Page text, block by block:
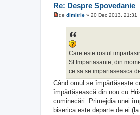
i
t
Re: Despre Spovedanie
i
t
de dimitrie » 20 Dec 2013, 21:31
Care este rostul
Sf Impartasanie, din
ce sa se impartaseasca
Când omul se împărtășește
împărtășească din nou cu
cuminecări. Primejdia unei
biserica este departe de ei